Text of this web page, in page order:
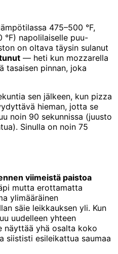
475–500 °F,
°F) napolilaiselle puu-
on oltava täysin sulanut
— heti kun mozzarella
tasaisen pinnan, joka
sen jälkeen, kun pizza
hieman, jotta se
noin 90 sekunnissa (juusto
Sinulla on noin 75
viimeistä paistoa
mutta erottamatta
ylimääräinen
säie leikkauksen yli. Kun
uudelleen yhteen
näyttää yhä osalta koko
siististi esileikattua saumaa